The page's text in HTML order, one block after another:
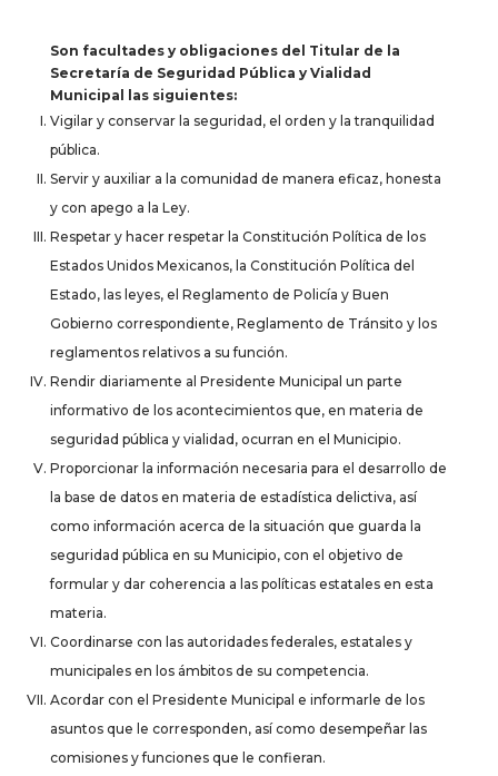
Son facultades y obligaciones del Titular de la
Secretaría de Seguridad Pública y Vialidad
Municipal las siguientes:
Vigilar y conservar la seguridad, el orden y la tranquilidad
pública.
Servir y auxiliar a la comunidad de manera eficaz, honesta
y con apego a la Ley.
Respetar y hacer respetar la Constitución Política de los
Estados Unidos Mexicanos, la Constitución Política del
Estado, las leyes, el Reglamento de Policía y Buen
Gobierno correspondiente, Reglamento de Tránsito y los
reglamentos relativos a su función.
Rendir diariamente al Presidente Municipal un parte
informativo de los acontecimientos que, en materia de
seguridad pública y vialidad, ocurran en el Municipio.
Proporcionar la información necesaria para el desarrollo de
la base de datos en materia de estadística delictiva, así
como información acerca de la situación que guarda la
seguridad pública en su Municipio, con el objetivo de
formular y dar coherencia a las políticas estatales en esta
materia.
Coordinarse con las autoridades federales, estatales y
municipales en los ámbitos de su competencia.
Acordar con el Presidente Municipal e informarle de los
asuntos que le corresponden, así como desempeñar las
comisiones y funciones que le confieran.